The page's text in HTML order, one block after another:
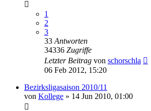
1
2
3
33 Antworten
34336 Zugriffe
Letzter Beitrag von schorschla
06 Feb 2012, 15:20
Bezirksligasaison 2010/11
von Kollege » 14 Jun 2010, 01:00